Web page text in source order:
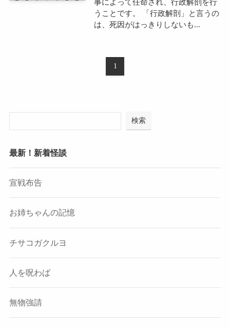
うことです。 「行政解剖」と言うの
は、死因がはっきりしないも...
1
検索
最新！新着怪談
宣戦布告
お姉ちゃんの記憶
チサコガクルヨ
人を呪わば
無物強請